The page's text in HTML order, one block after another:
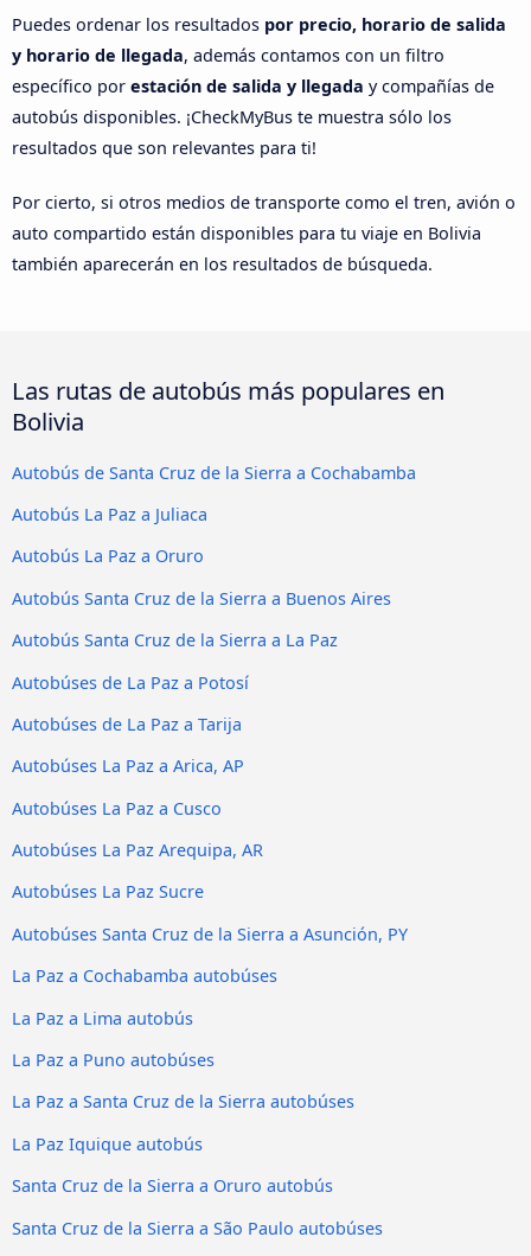
Puedes ordenar los resultados por precio, horario de salida
y horario de llegada, además contamos con un filtro
específico por estación de salida y llegada y compañías de
autobús disponibles. ¡CheckMyBus te muestra sólo los
resultados que son relevantes para ti!
Por cierto, si otros medios de transporte como el tren, avión o
auto compartido están disponibles para tu viaje en Bolivia
también aparecerán en los resultados de búsqueda.
Las rutas de autobús más populares en
Bolivia
Autobús de Santa Cruz de la Sierra a Cochabamba
Autobús La Paz a Juliaca
Autobús La Paz a Oruro
Autobús Santa Cruz de la Sierra a Buenos Aires
Autobús Santa Cruz de la Sierra a La Paz
Autobúses de La Paz a Potosí
Autobúses de La Paz a Tarija
Autobúses La Paz a Arica, AP
Autobúses La Paz a Cusco
Autobúses La Paz Arequipa, AR
Autobúses La Paz Sucre
Autobúses Santa Cruz de la Sierra a Asunción, PY
La Paz a Cochabamba autobúses
La Paz a Lima autobús
La Paz a Puno autobúses
La Paz a Santa Cruz de la Sierra autobúses
La Paz Iquique autobús
Santa Cruz de la Sierra a Oruro autobús
Santa Cruz de la Sierra a São Paulo autobúses